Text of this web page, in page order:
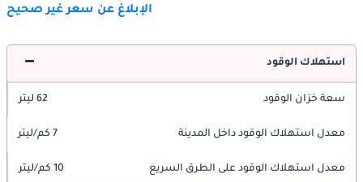
الإبلاغ عن سعر غير صحيح
استهلاك الوقود
سعة خزان الوقود 62 ليتر
معدل استهلاك الوقود داخل المدينة 7 كم/ليتر
معدل استهلاك الوقود على الطرق السريع 10 كم/ليتر